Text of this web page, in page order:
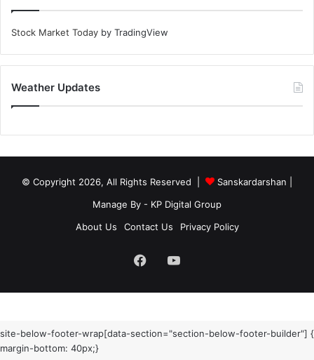
Stock Market Today by TradingView
Weather Updates
© Copyright 2026, All Rights Reserved | Sanskardarshan
Manage By - KP Digital Group
About Us
Contact Us Privacy Policy
FacebookYouTube
site-below-footer-wrap[data-section="section-below-footer-builder"] {
margin-bottom: 40px;}